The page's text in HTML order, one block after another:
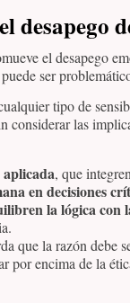
desapego
el desapego
ser
tipo de
considerar las
, que
en decisiones
la lógica con
que la razón
por encima de la